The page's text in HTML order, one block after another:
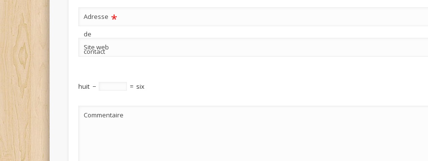
Adresse
de
contact
*
Site web
huit − = six
Commentaire